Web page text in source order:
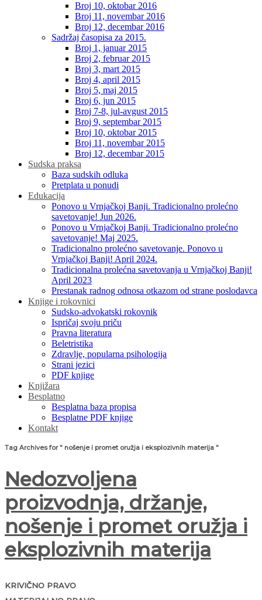
Broj 10, oktobar 2016
Broj 11, novembar 2016
Broj 12, decembar 2016
Sadržaj časopisa za 2015.
Broj 1, januar 2015
Broj 2, februar 2015
Broj 3, mart 2015
Broj 4, april 2015
Broj 5, maj 2015
Broj 6, jun 2015
Broj 7-8, jul-avgust 2015
Broj 9, septembar 2015
Broj 10, oktobar 2015
Broj 11, novembar 2015
Broj 12, decembar 2015
Sudska praksa
Baza sudskih odluka
Pretplata u ponudi
Edukacija
Ponovo u Vrnjačkoj Banji. Tradicionalno prolećno
savetovanje! Jun 2026.
Ponovo u Vrnjačkoj Banji. Tradicionalno prolećno
savetovanje! Maj 2025.
Tradicionalno prolećno savetovanje. Ponovo u
Vrnjačkoj Banji! April 2024.
Tradicionalna prolećna savetovanja u Vrnjačkoj Banji!
April 2023
Prestanak radnog odnosa otkazom od strane poslodavca
Knjige i rokovnici
Sudsko-advokatski rokovnik
Ispričaj svoju priču
Pravna literatura
Beletristika
Zdravlje, popularna psihologija
Strani jezici
PDF knjige
Knjižara
Besplatno
Besplatna baza propisa
Besplatne PDF knjige
Kontakt
Tag Archives for " nošenje i promet oružja i eksplozivnih materija "
Nedozvoljena
proizvodnja, držanje,
nošenje i promet oružja i
eksplozivnih materija
KRIVIČNO PRAVO